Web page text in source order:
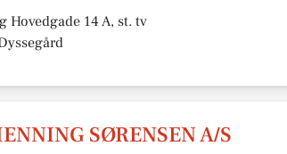
Hovedgade 14 A, st. tv
SØRENSEN A/S